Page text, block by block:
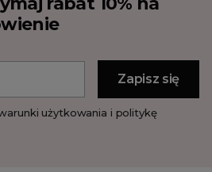
użytkowania i politykę